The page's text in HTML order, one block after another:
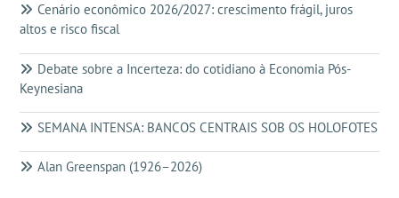
Cenário econômico 2026/2027: crescimento frágil, juros
altos e risco fiscal
Debate sobre a Incerteza: do cotidiano à Economia Pós-
Keynesiana
SEMANA INTENSA: BANCOS CENTRAIS SOB OS HOLOFOTES
Alan Greenspan (1926–2026)